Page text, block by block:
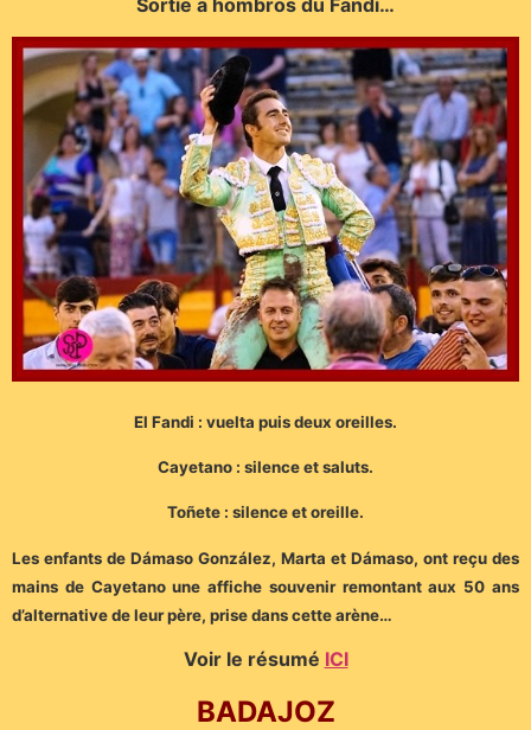
Sortie a hombros du Fandi…
El Fandi : vuelta puis deux oreilles.
Cayetano : silence et saluts.
Toñete : silence et oreille.
Les enfants de Dámaso González, Marta et Dámaso, ont reçu des
mains de Cayetano une affiche souvenir remontant aux 50 ans
d’alternative de leur père, prise dans cette arène…
Voir le résumé ICI
BADAJOZ